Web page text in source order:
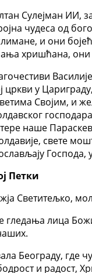
Сулејман ИИ,
чудеса од
и они
хришћана,
цркви у
Својим, и
наше
свете
Господа,
Петки
Светитељко,
гледања лица
Београду, где
и радост,